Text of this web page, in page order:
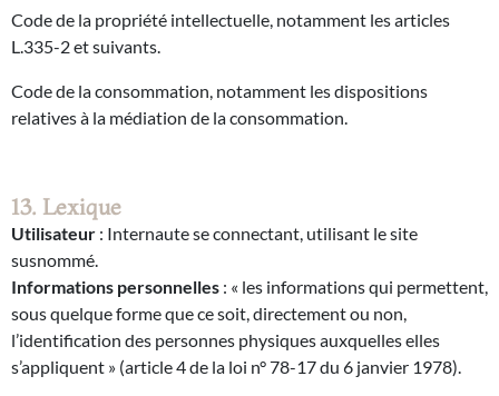
Code de la propriété intellectuelle, notamment les articles
L.335-2 et suivants.
Code de la consommation, notamment les dispositions
relatives à la médiation de la consommation.
13. Lexique
Utilisateur : Internaute se connectant, utilisant le site
susnommé.
Informations personnelles : « les informations qui permettent,
sous quelque forme que ce soit, directement ou non,
l’identification des personnes physiques auxquelles elles
s’appliquent » (article 4 de la loi n° 78-17 du 6 janvier 1978).